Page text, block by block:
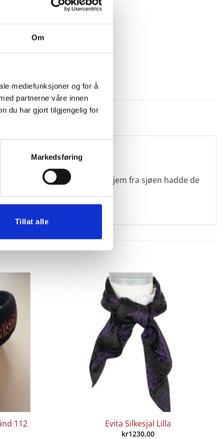
Om
mediefunksjoner og for å
partnerne våre innen
du har gjort tilgjengelig for
Markedsføring
Tillat alle
i tiden. Da mennene kom hjem fra sjøen hadde de
112 Evita Silkesjal Lilla
kr1230,00